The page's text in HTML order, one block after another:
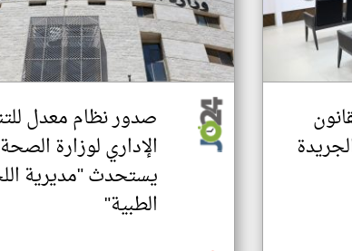
صدور نظام معدل
الإداري لوزارة الصحة
يستحدث "مديرية
الطبية"